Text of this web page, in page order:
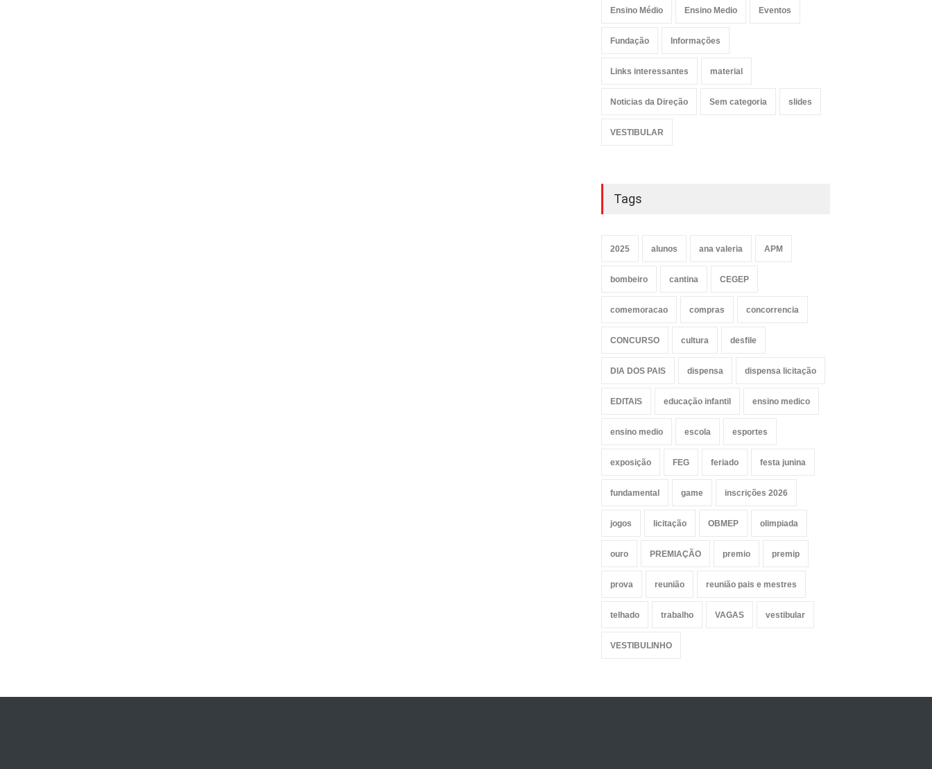
Ensino Médio Ensino Medio Eventos
Fundação Informações
Links interessantes material
Noticias da Direção Sem categoria slides
VESTIBULAR
Tags
2025 alunos ana valeria APM
bombeiro cantina CEGEP
comemoracao compras concorrencia
CONCURSO cultura desfile
DIA DOS PAIS dispensa dispensa licitação
EDITAIS educação infantil ensino medico
ensino medio escola esportes
exposição FEG feriado festa junina
fundamental game inscrições 2026
jogos licitação OBMEP olimpiada
ouro PREMIAÇÃO premio premip
prova reunião reunião pais e mestres
telhado trabalho VAGAS vestibular
VESTIBULINHO